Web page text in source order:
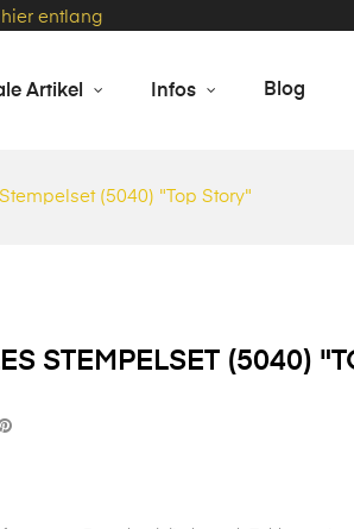
hier entlang
Artikel Infos Blog
(5040) "Top Story"
STEMPELSET (5040)